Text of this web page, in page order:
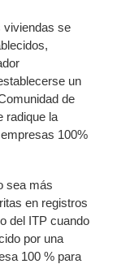
viviendas se
un
de
radique la
100%
sea más
en registros
del ITP cuando
por una
100 % para